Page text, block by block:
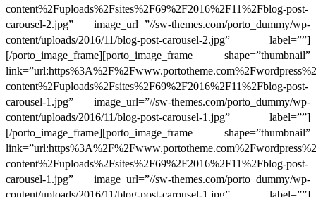
content%2Fuploads%2Fsites%2F69%2F2016%2F11%2Fblog-post-
carousel-2.jpg” image_url=”//sw-themes.com/porto_dummy/wp-
content/uploads/2016/11/blog-post-carousel-2.jpg” label=””]
[/porto_image_frame][porto_image_frame shape=”thumbnail”
content%2Fuploads%2Fsites%2F69%2F2016%2F11%2Fblog-post-
carousel-1.jpg” image_url=”//sw-themes.com/porto_dummy/wp-
content/uploads/2016/11/blog-post-carousel-1.jpg” label=””]
[/porto_image_frame][porto_image_frame shape=”thumbnail”
content%2Fuploads%2Fsites%2F69%2F2016%2F11%2Fblog-post-
carousel-1.jpg” image_url=”//sw-themes.com/porto_dummy/wp-
content/uploads/2016/11/blog-post-carousel-1.jpg” label=””]